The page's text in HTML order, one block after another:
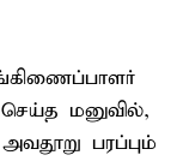
மனுவில்,
பரப்பும்